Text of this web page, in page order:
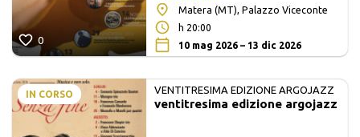
0
Matera (MT), Palazzo Viceconte
h 20:00
10 mag 2026 – 13 dic 2026
IN CORSO VENTITRESIMA EDIZIONE ARGOJAZZ
ventitresima edizione argojazz